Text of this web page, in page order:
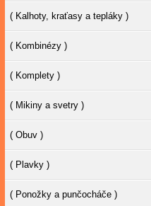
( Kalhoty, kraťasy a tepláky )
( Kombinézy )
( Komplety )
( Mikiny a svetry )
( Obuv )
( Plavky )
( Ponožky a punčocháče )